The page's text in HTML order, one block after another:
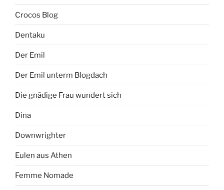
Crocos Blog
Dentaku
Der Emil
Der Emil unterm Blogdach
Die gnädige Frau wundert sich
Dina
Downwrighter
Eulen aus Athen
Femme Nomade